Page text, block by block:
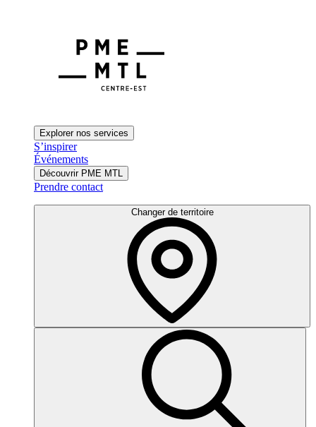
Explorer nos services
S’inspirer
Événements
Découvrir PME MTL
Prendre contact
Changer de territoire